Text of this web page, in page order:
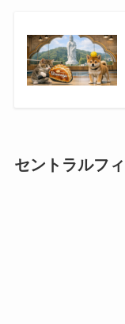
セントラルフ